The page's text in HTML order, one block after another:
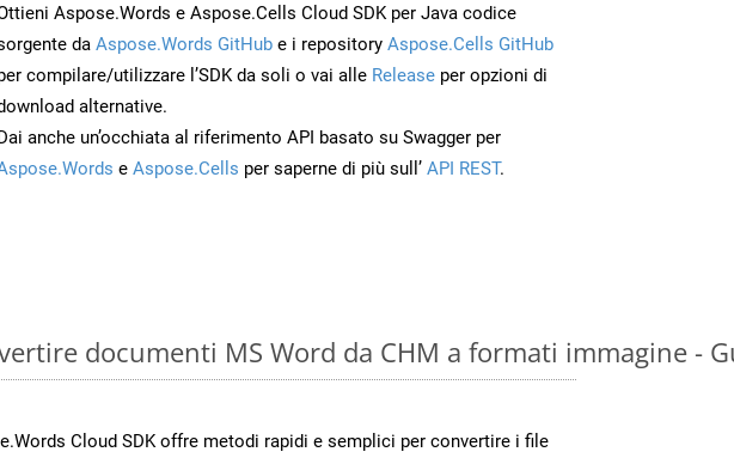
Aspose.Words e Aspose.Cells Cloud SDK per Java codice
da Aspose.Words GitHub e i repository Aspose.Cells GitHub
compilare/utilizzare l’SDK da soli o vai alle Release per opzioni di
alternative.
anche un’occhiata al riferimento API basato su Swagger per
e Aspose.Cells per saperne di più sull’ API REST.
documenti MS Word da CHM a formati immagine -
Cloud SDK offre metodi rapidi e semplici per convertire i file